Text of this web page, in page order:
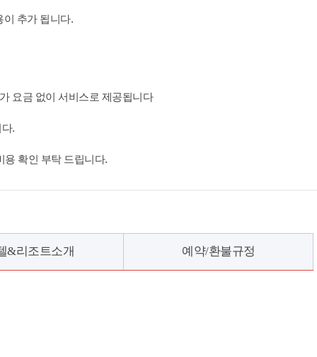
이 추가 됩니다.
요금 없이 서비스로 제공됩니다
.
용 확인 부탁 드립니다.
&리조트소개 예약/환불규정